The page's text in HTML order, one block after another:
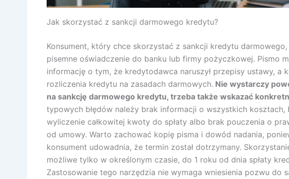
Jak skorzystać z sankcji darmowego kredytu?
Konsument, który chce skorzystać z sankcji kredytu darmowego,
pisemne oświadczenie do banku lub firmy pożyczkowej. Pismo
informację o tym, że kredytodawca naruszył przepisy ustawy, a
rozliczenia kredytu na zasadach darmowych. Nie wystarczy
na sankcję darmowego kredytu, trzeba także wskazać
typowych błędów należy brak informacji o wszystkich kosztach,
wyliczenie całkowitej kwoty do spłaty albo brak pouczenia o
od umowy. Warto zachować kopię pisma i dowód nadania,
konsument udowadnia, że termin został dotrzymany.
możliwe tylko w określonym czasie, do 1 roku od dnia spłaty
Zastosowanie tego narzędzia nie wymaga wniesienia pozwu do